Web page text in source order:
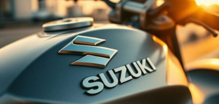
Latest
story